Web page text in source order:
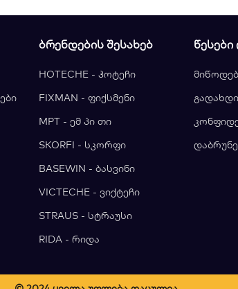
ᲑᲠᲔᲜᲓᲔᲑᲘᲡ ᲨᲔᲡᲐᲮᲔᲑ
HOTECHE - ჰოტეჩი
FIXMAN - ფიქსმენი
MPT - ემ პი თი
SKORFI - სკორფი
BASEWIN - ბასვინი
VICTECHE - ვიქტეჩი
STRAUS - სტრაუსი
RIDA - რიდა